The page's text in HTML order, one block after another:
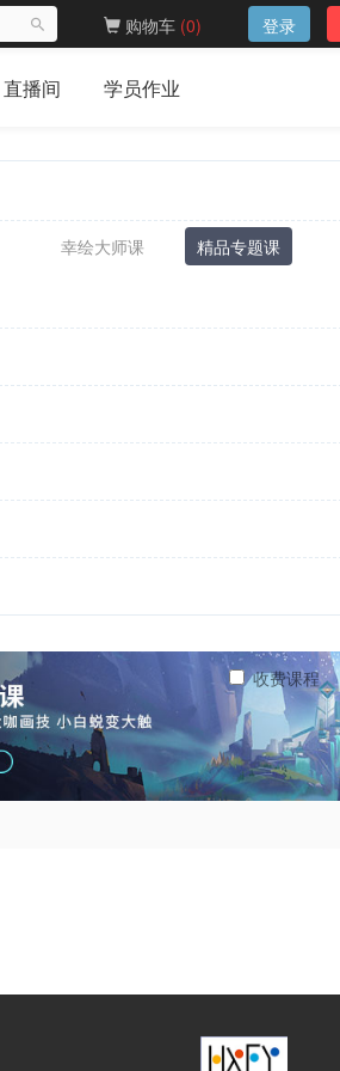
购物车 (0) 登录
直播间 学员作业
幸绘大师课 精品专题课
收费课程